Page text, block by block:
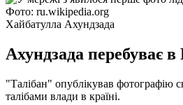
Фото: ru.wikipedia.org
Хайбатулла Ахундзада
Ахундзада перебуває
"Талібан" опублікував фотографію
талібами влади в країні.